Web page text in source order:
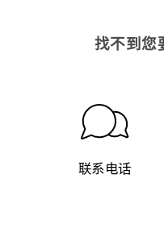
找不到您
联系电话